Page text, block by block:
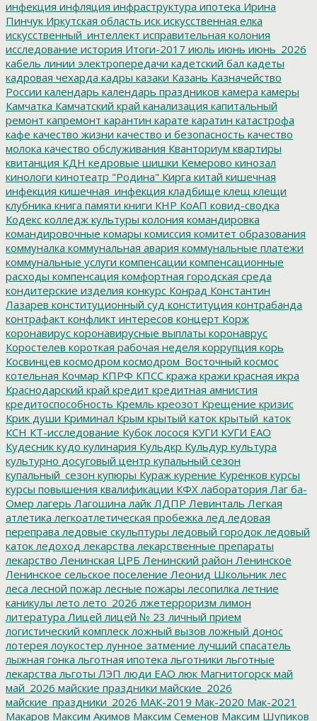
инфекция инфляция инфраструктура ипотека Ирина
Пинчук Иркутская область иск искусственная елка
искусственный_интеллект исправительная колония
исследование история Итоги-2017 июль июнь июнь_2026
кабель линии электропередачи кадетский бал кадеты
кадровая чехарда кадры казаки Казань Казначейство
России календарь календарь праздников камера камеры
Камчатка Камчатский край канализация капитальный
ремонт капремонт карантин карате каратин катастрофа
кафе качество жизни качество и безопасность качество
молока качество обслуживания Кванториум квартиры
квитанция КДН кедровые шишки Кемерово кинозал
кинологи кинотеатр "Родина" Кирга китай кишечная
инфекция кишечная_инфекция кладбище клещ клещи
клубника книга памяти книги КНР КоАП ковид-сводка
Кодекс колледж культуры колония командировка
командировочные комары комиссия комитет образования
коммуналка коммунальная авария коммунальные платежи
коммунальные услуги компенсации компенсационные
расходы компенсация комфортная городская среда
кондитерские изделия конкурс Конрад Константин
Лазарев конституционный суд конституция контрабанда
контрафакт конфликт интересов концерт Корж
коронавирус коронавирусные выплаты коронаврус
Коростелев короткая рабочая неделя коррупция корь
Косвинцев космодром космодром_Восточный космос
котельная Кочмар КПРФ КПСС кража кражи красная икра
Краснодарский край кредит кредитная амнистия
кредитоспособность Кремль креозот Крещение кризис
Крик души Криминал Крым крытый каток крытый_каток
КСН КТ-исследование Кубок лосося КУГИ КУГИ ЕАО
Кудесник кудо кулинария Кульдкр Кульдур культура
культурно досуговый центр купальный сезон
купальный_сезон купюры Кураж курение Куренков курсы
курсы повышения квалификации КФХ лаборатория Лаг ба-
Омер лагерь Лагошина лайк ЛДПР Левинталь Легкая
атлетика легкоатлетическая пробежка лед ледовая
переправа ледовые скульптуры ледовый городок ледовый
каток ледоход лекарства лекарственные препараты
лекарство Ленинская ЦРБ Ленинский район Ленинское
Ленинское сельское поселение Леонид Школьник лес
леса лесной пожар лесные пожары лесопилка летние
каникулы лето лето_2026 лжетерроризм лимон
литература Лицей лицей № 23 личный прием
логистический комплеск ложный вызов ложный донос
лотерея лоукостер лунное затмение лучший спасатель
лыжная гонка льготная ипотека льготники льготные
лекарства льготы ЛЭП люди ЕАО люк Магнитогорск май
май_2026 майские праздники майские_2026
майские_праздники_2026 МАК-2019 Мак-2020 Мак-2021
Макаров Максим Акимов Максим Семенов Максим Шупиков